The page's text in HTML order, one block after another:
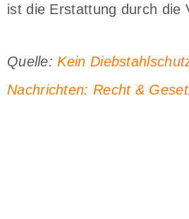
ist die Erstattung durch die
Quelle:Kein
Nachrichten: Recht &